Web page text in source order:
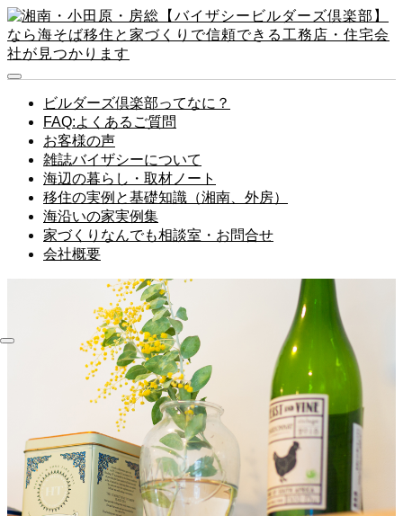
ビルダーズ倶楽部ってなに？
FAQ:よくあるご質問
お客様の声
雑誌バイザシーについて
海辺の暮らし・取材ノート
移住の実例と基礎知識（湘南、外房）
海沿いの家実例集
家づくりなんでも相談室・お問合せ
会社概要